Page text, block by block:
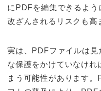
にPDFを編集できるよ
改ざんされるリスクも高
実は、PDFファイルは見
な保護をかけていなけれ
まう可能性があります